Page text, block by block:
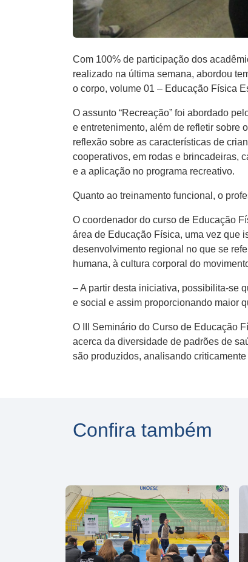
Com 100% de participação dos
realizado na última semana, abordou
o corpo, volume 01 – Educação Física
O assunto “Recreação” foi abordado
e entretenimento, além de refletir sobre
reflexão sobre as características de
cooperativos, em rodas e brincadeiras,
e a aplicação no programa recreativo.
Quanto ao treinamento funcional, o
O coordenador do curso de Educação
área de Educação Física, uma vez que
desenvolvimento regional no que se
humana, à cultura corporal do
– A partir desta iniciativa, possibilita-se
e social e assim proporcionando maior
O III Seminário do Curso de Educação
acerca da diversidade de padrões de
são produzidos, analisando
Confira também